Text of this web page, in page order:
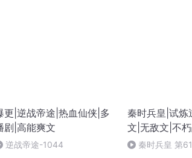
更|逆战帝途|热血仙侠|多
剧|高能爽文
逆战帝途-1044
秦时兵皇|试炼
文|无敌文|不
秦时兵皇 第